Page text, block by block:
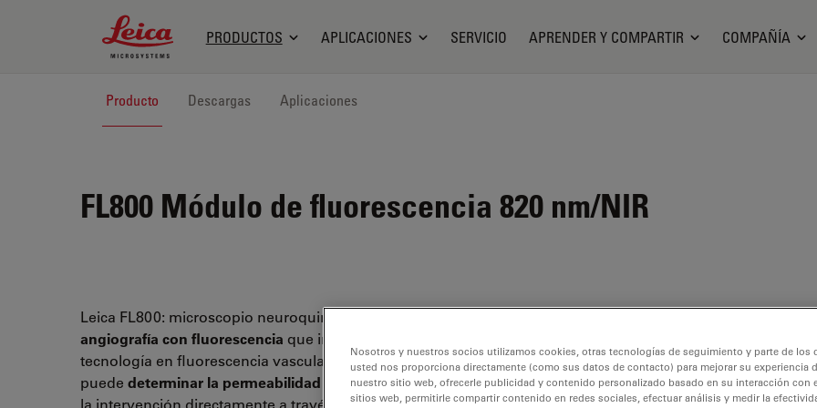
Leica Microsystems Logo
PRODUCTOS APLICACIONES SERVICIO APRENDER Y COMPARTIR COMPAÑÍA
Producto Descargas Aplicaciones
FL800 Módulo de fluorescencia 820 nm/NIR
Leica FL800: microscopio neuroquirúrgico para
angiografía con fluorescencia que integra la última
tecnología en fluorescencia vascular. Ahora el cirujano
puede determinar la permeabilidad de los vasosdurante
la intervención directamente a través del microscopio
Nosotros y nuestros socios utilizamos cookies, otras tecnologías de seguimiento y parte de los
usted nos proporciona directamente (como sus datos de contacto) para mejorar su experiencia
nuestro sitio web, ofrecerle publicidad y contenido personalizado basado en su interacción con
sitios web, permitirle compartir contenido en redes sociales, efectuar análisis y medir la